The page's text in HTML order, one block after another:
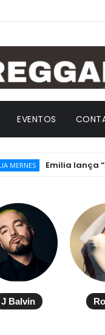
EVENTOS
Emilia lança “Emilia
J Balvin